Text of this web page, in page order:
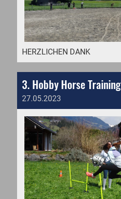
HERZLICHEN DANK
3. Hobby Horse Training
27.05.2023